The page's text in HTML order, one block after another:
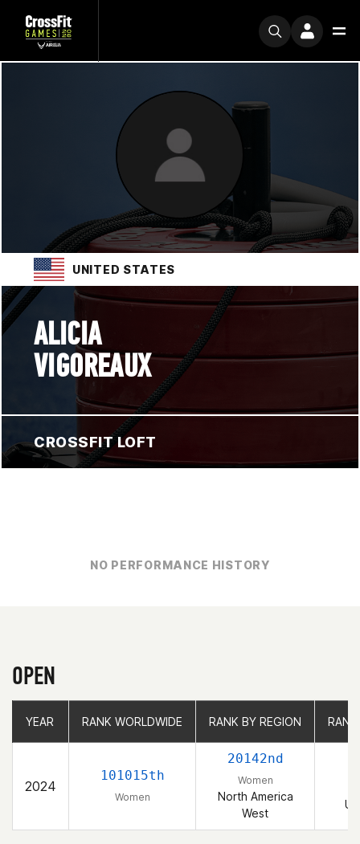
UNITED STATES
ALICIA
VIGOREAUX
CROSSFIT LOFT
NO PERFORMANCE HISTORY
OPEN
YEAR RANK WORLDWIDE RANK BY REGION
2024
101015th
Women
20142nd
Women
North America
West
YEAR RANK WORLDWIDE RANK BY REGION